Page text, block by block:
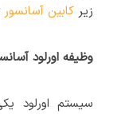
زیر کابین آسانسور
وظیفه اورلود
سیستم اورلود